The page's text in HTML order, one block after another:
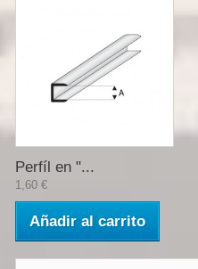
Perfíl en "...
1,60 €
Añadir al carrito